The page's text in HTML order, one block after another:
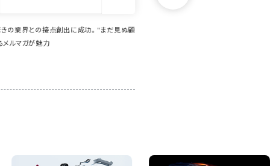
のマッチングを実現。異業種でも効率的に
き、さらに派生して案件獲得につながるこ